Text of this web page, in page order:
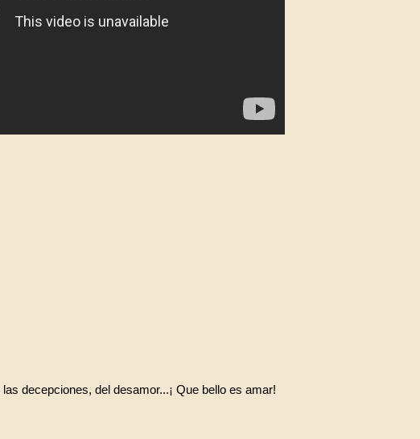
decepciones, del desamor...¡ Que bello es amar!